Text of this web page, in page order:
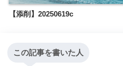
【添削】20250619c
この記事を書いた人